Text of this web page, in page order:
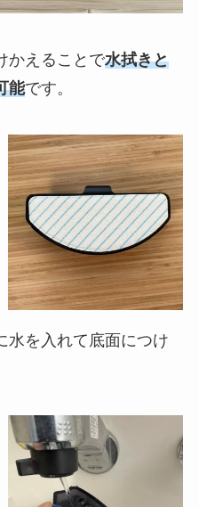
かえることで水拭きと
能です。
水を入れて底面につけ